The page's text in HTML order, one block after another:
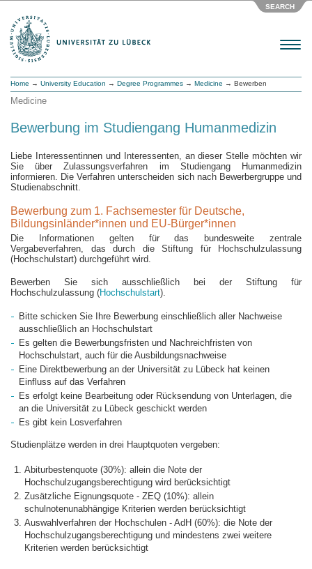
SEARCH
Menu
Home → University Education → Degree Programmes → Medicine → Bewerben
Medicine
Bewerbung im Studiengang Humanmedizin
Liebe Interessentinnen und Interessenten, an dieser Stelle möchten wir
Sie über Zulassungsverfahren im Studiengang Humanmedizin
informieren. Die Verfahren unterscheiden sich nach Bewerbergruppe und
Studienabschnitt.
Bewerbung zum 1. Fachsemester für Deutsche,
Bildungsinländer*innen und EU-Bürger*innen
Die Informationen gelten für das bundesweite zentrale
Vergabeverfahren, das durch die Stiftung für Hochschulzulassung
(Hochschulstart) durchgeführt wird.
Bewerben Sie sich ausschließlich bei der Stiftung für
Hochschulzulassung (Hochschulstart).
Bitte schicken Sie Ihre Bewerbung einschließlich aller Nachweise
ausschließlich an Hochschulstart
Es gelten die Bewerbungsfristen und Nachreichfristen von
Hochschulstart, auch für die Ausbildungsnachweise
Eine Direktbewerbung an der Universität zu Lübeck hat keinen
Einfluss auf das Verfahren
Es erfolgt keine Bearbeitung oder Rücksendung von Unterlagen, die
an die Universität zu Lübeck geschickt werden
Es gibt kein Losverfahren
Studienplätze werden in drei Hauptquoten vergeben:
Abiturbestenquote (30%): allein die Note der
Hochschulzugangsberechtigung wird berücksichtigt
Zusätzliche Eignungsquote - ZEQ (10%): allein
schulnotenunabhängige Kriterien werden berücksichtigt
Auswahlverfahren der Hochschulen - AdH (60%): die Note der
Hochschulzugangsberechtigung und mindestens zwei weitere
Kriterien werden berücksichtigt